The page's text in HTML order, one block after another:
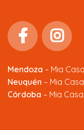
Mendoza – Mia
Neuquén – Mia
Córdoba – Mia